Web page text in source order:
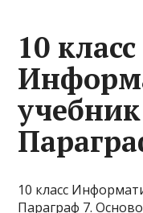
10 класс
10 класс
Параграф 7.